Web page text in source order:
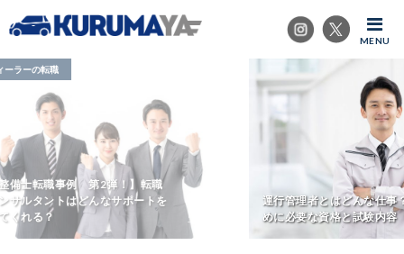
MENU
運行管理者とはどんな仕事？働くた
めに必要な資格と試験内容
自動車
は？就